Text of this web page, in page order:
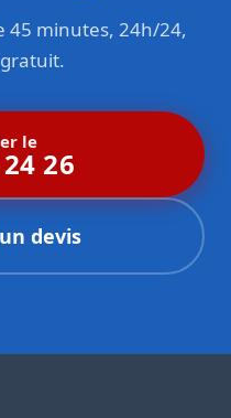
45 minutes, 24h/24,
le
26
devis